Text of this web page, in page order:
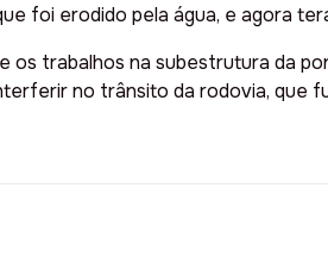
foi erodido pela água, e agora
os trabalhos na subestrutura da
no trânsito da rodovia, que